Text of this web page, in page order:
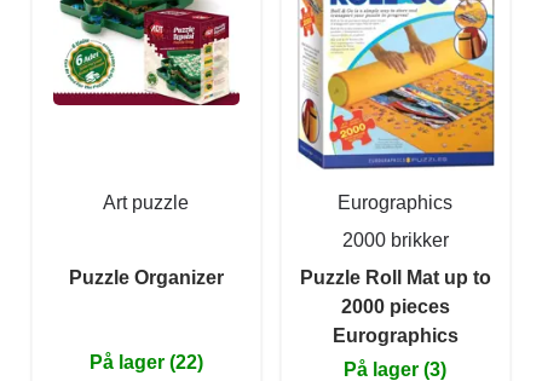
Art puzzle
Puzzle Organizer
På lager (22)
Eurographics
2000 brikker
Puzzle Roll Mat up to
2000 pieces
Eurographics
På lager (3)